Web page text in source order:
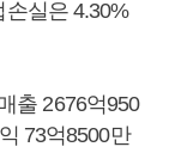
실은 4.30%
출 2676억950
73억8500만